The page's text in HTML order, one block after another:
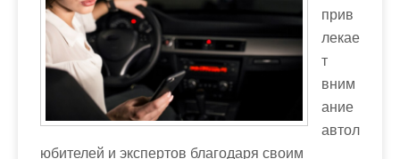
прив
лекае
т
вним
ание
автол
юбителей и экспертов благодаря своим